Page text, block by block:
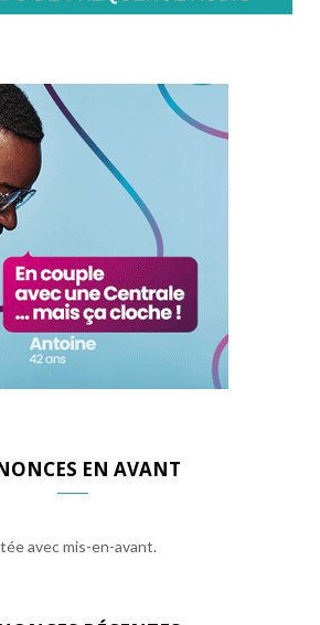
EN AVANT
avec mis-en-avant.